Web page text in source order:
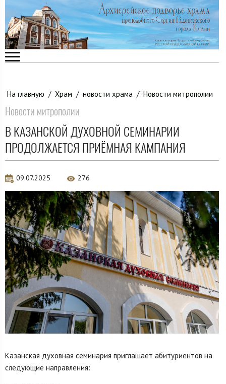
На главную / Храм / новости храма / Новости митрополии
Новости митрополии
В КАЗАНСКОЙ ДУХОВНОЙ СЕМИНАРИИ
ПРОДОЛЖАЕТСЯ ПРИЁМНАЯ КАМПАНИЯ
09.07.2025 276
Казанская духовная семинария приглашает абитуриентов на
следующие направления: